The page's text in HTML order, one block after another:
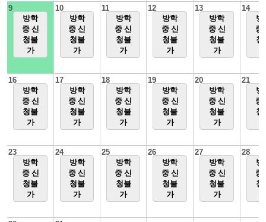
9
방학
중 신
청불
가
10
방학
중 신
청불
가
11
방학
중 신
청불
가
12
방학
중 신
청불
가
13
방학
중 신
청불
가
14
방
중
청
16
방학
중 신
청불
가
17
방학
중 신
청불
가
18
방학
중 신
청불
가
19
방학
중 신
청불
가
20
방학
중 신
청불
가
21
방
중
청
23
방학
중 신
청불
가
24
방학
중 신
청불
가
25
방학
중 신
청불
가
26
방학
중 신
청불
가
27
방학
중 신
청불
가
28
방
중
청